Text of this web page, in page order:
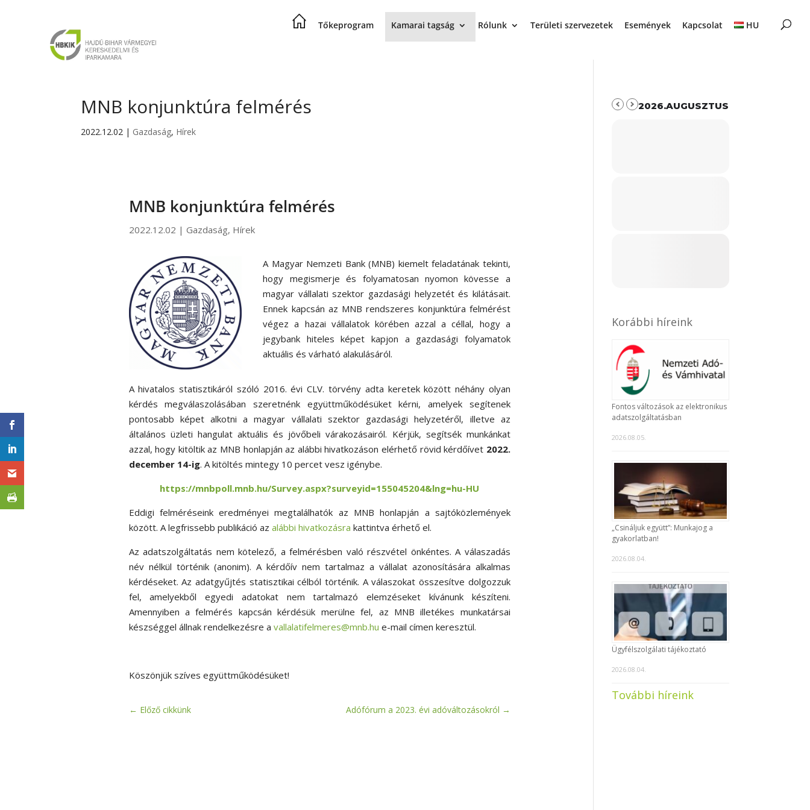
Tőkeprogram Kamarai tagság Rólunk Területi szervezetek Események Kapcsolat HU
MNB konjunktúra felmérés
2022.12.02 | Gazdaság, Hírek
MNB konjunktúra felmérés
2022.12.02 | Gazdaság, Hírek
A Magyar Nemzeti Bank (MNB) kiemelt feladatának tekinti,
hogy megismerje és folyamatosan nyomon kövesse a
magyar vállalati szektor gazdasági helyzetét és kilátásait.
Ennek kapcsán az MNB rendszeres konjunktúra felmérést
végez a hazai vállalatok körében azzal a céllal, hogy a
jegybank hiteles képet kapjon a gazdasági folyamatok
aktuális és várható alakulásáról.
A hivatalos statisztikáról szóló 2016. évi CLV. törvény adta keretek között néhány olyan
kérdés megválaszolásában szeretnénk együttműködésüket kérni, amelyek segítenek
pontosabb képet alkotni a magyar vállalati szektor gazdasági helyzetéről, illetve az
általános üzleti hangulat aktuális és jövőbeli várakozásairól. Kérjük, segítsék munkánkat
azzal, hogy kitöltik az MNB honlapján az alábbi hivatkozáson elérhető rövid kérdőívet 2022.
december 14-ig. A kitöltés mintegy 10 percet vesz igénybe.
https://mnbpoll.mnb.hu/Survey.aspx?surveyid=155045204&lng=hu-HU
Eddigi felméréseink eredményei megtalálhatók az MNB honlapján a sajtóközlemények
között. A legfrissebb publikáció az alábbi hivatkozásra kattintva érhető el.
Az adatszolgáltatás nem kötelező, a felmérésben való részvétel önkéntes. A válaszadás
név nélkül történik (anonim). A kérdőív nem tartalmaz a vállalat azonosítására alkalmas
kérdéseket. Az adatgyűjtés statisztikai célból történik. A válaszokat összesítve dolgozzuk
fel, amelyekből egyedi adatokat nem tartalmazó elemzéseket kívánunk készíteni.
Amennyiben a felmérés kapcsán kérdésük merülne fel, az MNB illetékes munkatársai
készséggel állnak rendelkezésre a vallalatifelmeres@mnb.hu e-mail címen keresztül.
Köszönjük szíves együttműködésüket!
← Előző cikkünk Adófórum a 2023. évi adóváltozásokról →
2026.AUGUSZTUS
Korábbi híreink
Fontos változások az elektronikus
adatszolgáltatásban
2026.08.05.
„Csináljuk együtt”: Munkajog a
gyakorlatban!
2026.08.04.
Ügyfélszolgálati tájékoztató
2026.08.04.
További híreink